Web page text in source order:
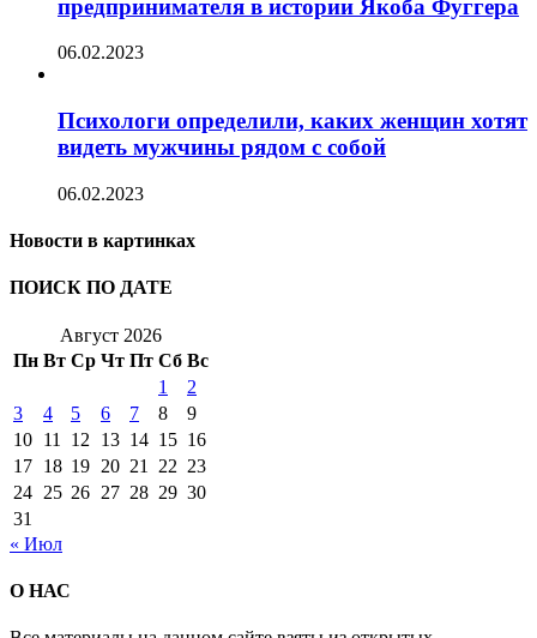
предпринимателя в истории Якоба Фуггера
06.02.2023
Психологи определили, каких женщин хотят
видеть мужчины рядом с собой
06.02.2023
Новости в картинках
ПОИСК ПО ДАТЕ
Август 2026
Пн Вт Ср Чт Пт Сб Вс
1
2
3
4 5 6 7 8
9
10 11 12 13 14 15 16
17 18 19 20 21 22 23
24 25 26 27 28 29 30
31
« Июл
О НАС